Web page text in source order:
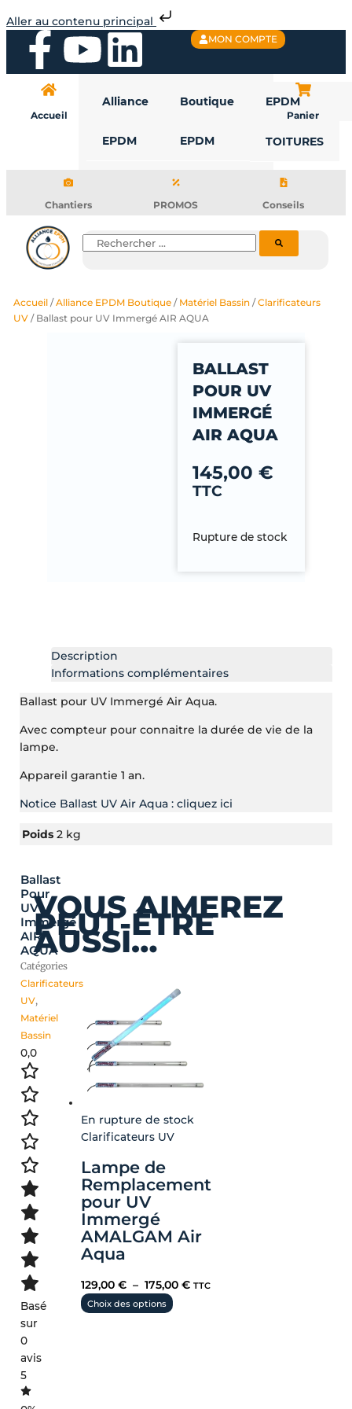
Aller au contenu principal
au
contenuF
a
c
b
o
o
k
Y
o
u
u
b
L
i
n
d
n
MON COMPTE
Accueil
Alliance
EPDM
Boutique
EPDM
EPDM
TOITURES
Panier
Chantiers PROMOS Conseils
Rechercher
Accueil/Alliance EPDM Boutique/ Matériel Bassin/Clarificateurs
UV/ Ballast pour UV Immergé AIR AQUA
BALLAST
POUR UV
IMMERGÉ
AIR AQUA
145,00 €
TTC
Rupture de stock
Description
Informations complémentaires
Ballast pour UV Immergé Air Aqua.
Avec compteur pour connaitre la durée de vie de la
lampe.
Appareil garantie 1 an.
Notice Ballast UV Air Aqua : cliquez ici
Poids 2 kg
Ballast
Pour
UV
Immergé
AIR
AQUA
Catégories
Clarificateurs
UV,
Matériel
Bassin
0,0
Basé
sur
0
avis
5
VOUS AIMEREZ
PEUT-ÊTRE
AUSSI…
En rupture de stock
Clarificateurs UV
Lampe de
Remplacement
pour UV
Immergé
AMALGAM Air
Aqua
129,00 € – 175,00 €
de
prix :
129,00 €
TTC
Choix des options
produit
a
plusieurs
peuvent
page
produit